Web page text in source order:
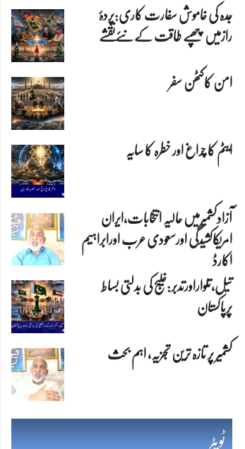
کشمیر پر تازہ ترین تجزیہ، اہم بحث
جدہ کی خاموش سفارت کاری:پردۂ
رازمیں چھپے طاقت کےنئےنقشے
امن کاکٹھن سفر
ایٹم کا چراغ اور خطرہ کا سایہ
آزادکشمیرمیں حالیہ انتخابات،ایران
امریکاکشیدگی اورسعودی عرب اورابراہیم
اکارڈ
تیل،تلواراورتدبر:خلیج کی بدلتی بساط
پرپاکستان
ٹویٹر